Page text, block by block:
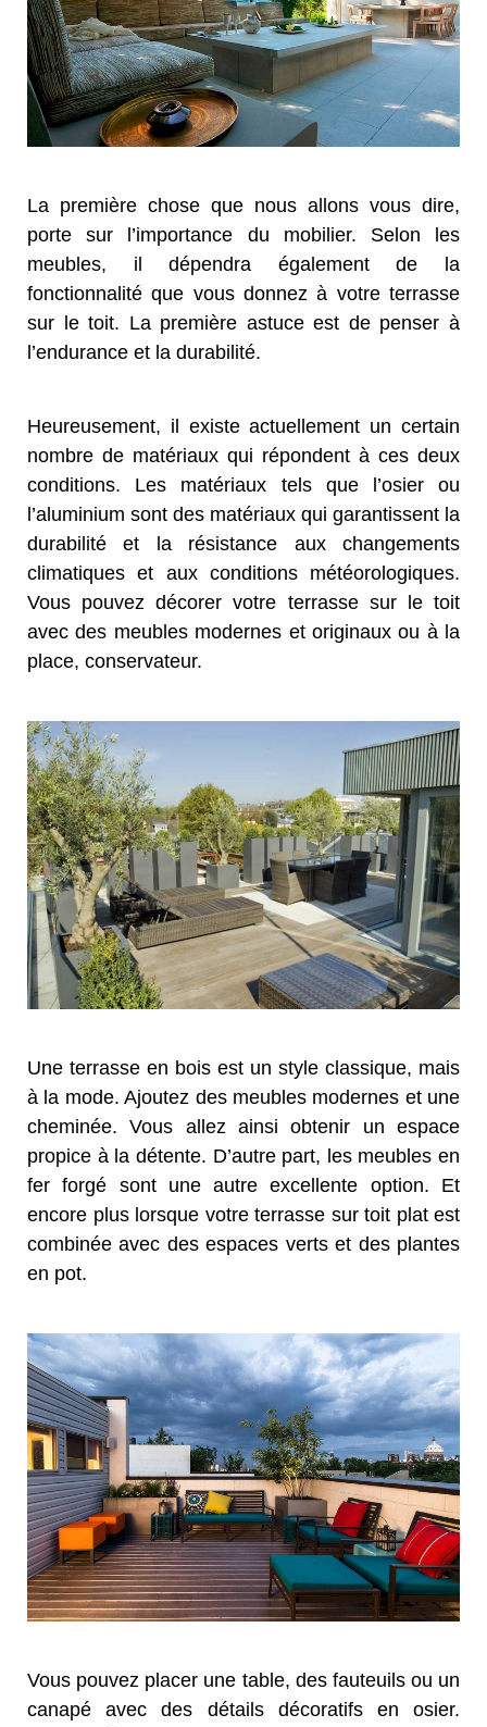
La première chose que nous allons vous dire,
porte sur l’importance du mobilier. Selon les
meubles, il dépendra également de la
fonctionnalité que vous donnez à votre terrasse
sur le toit. La première astuce est de penser à
l’endurance et la durabilité.
Heureusement, il existe actuellement un certain
nombre de matériaux qui répondent à ces deux
conditions. Les matériaux tels que l’osier ou
l’aluminium sont des matériaux qui garantissent la
durabilité et la résistance aux changements
climatiques et aux conditions météorologiques.
Vous pouvez décorer votre terrasse sur le toit
avec des meubles modernes et originaux ou à la
place, conservateur.
Une terrasse en bois est un style classique, mais
à la mode. Ajoutez des meubles modernes et une
cheminée. Vous allez ainsi obtenir un espace
propice à la détente. D’autre part, les meubles en
fer forgé sont une autre excellente option. Et
encore plus lorsque votre terrasse sur toit plat est
combinée avec des espaces verts et des plantes
en pot.
Vous pouvez placer une table, des fauteuils ou un
canapé avec des détails décoratifs en osier.